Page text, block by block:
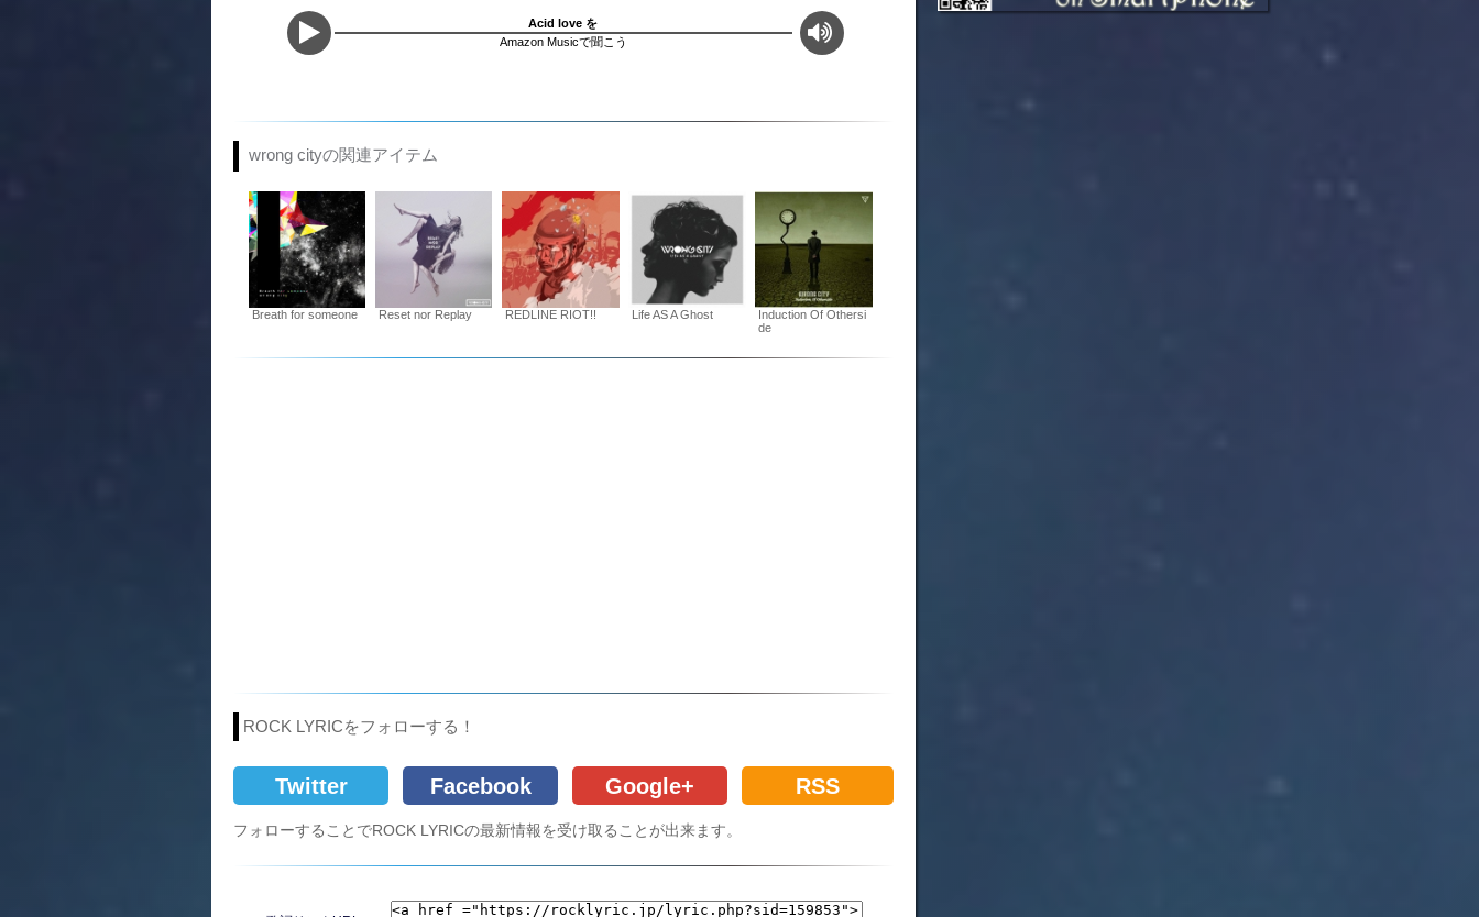
Acid love を
Amazon Musicで聞こう
wrong cityの関連アイテム
Breath for someone Reset nor Replay REDLINE RIOT!! Life AS A Ghost
Induction Of Othersi
de
ROCK LYRICをフォローする！
Twitter Facebook Google+ RSS
フォローすることでROCK LYRICの最新情報を受け取ることが出来ます。